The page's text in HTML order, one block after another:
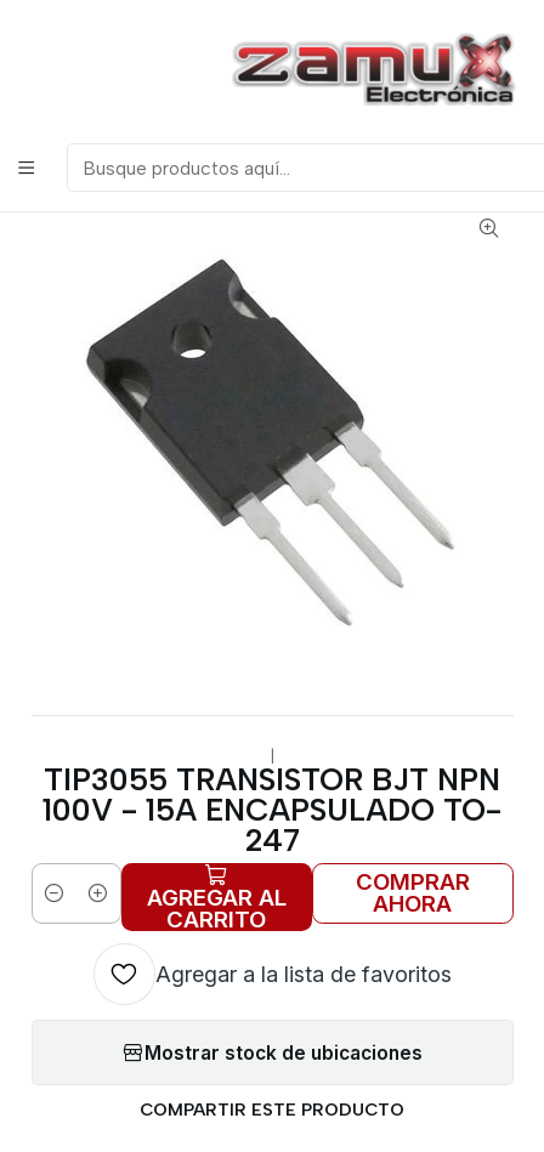
ELECTRONICOS, ROBOTICA & TECNOLOGIA
Semiconductores
Transistores
TIP3055 TRANSISTOR BJT NPN 100V - 15A
|
TIP3055 TRANSISTOR BJT NPN
100V - 15A ENCAPSULADO TO-
247
Cantidad AGREGAR AL
CARRITO
COMPRAR
AHORA
Agregar a la lista de favoritos
Mostrar stock de ubicaciones
COMPARTIR ESTE PRODUCTO